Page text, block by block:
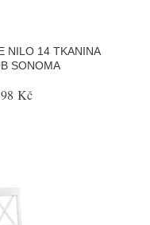
NILO 14 TKANINA
SONOMA
Kč